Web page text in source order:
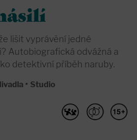
lišit vyprávění jedné
Autobiografická odvážná a
detektivní příběh naruby.
• Studio